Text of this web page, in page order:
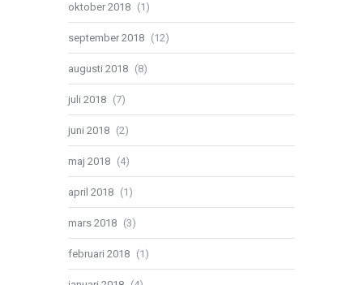
oktober 2018 (1)
september 2018 (12)
augusti 2018 (8)
juli 2018 (7)
juni 2018 (2)
maj 2018 (4)
april 2018 (1)
mars 2018 (3)
februari 2018 (1)